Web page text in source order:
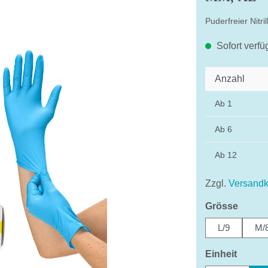
Puderfreier
Sofort
Anzahl
Ab 1
Ab 6
Ab 12
Zzgl.
Grösse
L/9 M/
Einheit